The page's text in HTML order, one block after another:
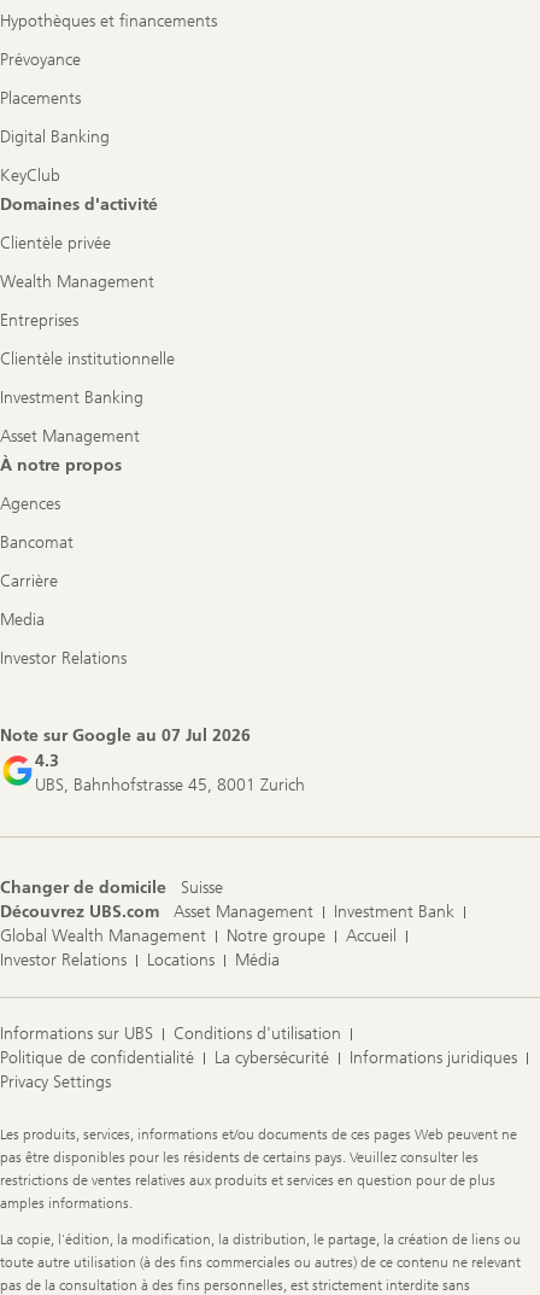
Hypothèques et financements
Prévoyance
Placements
Digital Banking
KeyClub
Domaines d'activité
Clientèle privée
Wealth Management
Entreprises
Clientèle institutionnelle
Investment Banking
Asset Management
À notre propos
Agences
Bancomat
Carrière
Media
Investor Relations
Note sur Google au 07 Jul 2026
4.3
UBS, Bahnhofstrasse 45, 8001 Zurich
Changer de domicile
Suisse
Découvrez UBS.com
Asset Management
Investment Bank
Global Wealth Management
Notre groupe
Accueil
Investor Relations
Locations Média
Informations sur UBS
Conditions d'utilisation
Politique de confidentialité
La cybersécurité
Informations juridiques
Privacy Settings
Legal
Information
Les produits, services, informations et/ou documents de ces pages Web peuvent ne
pas être disponibles pour les résidents de certains pays. Veuillez consulter les
restrictions de ventes relatives aux produits et services en question pour de plus
amples informations.
La copie, l'édition, la modification, la distribution, le partage, la création de liens ou
toute autre utilisation (à des fins commerciales ou autres) de ce contenu ne relevant
pas de la consultation à des fins personnelles, est strictement interdite sans